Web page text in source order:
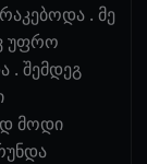
. მე
უფრო
. შემდეგ
მოდი